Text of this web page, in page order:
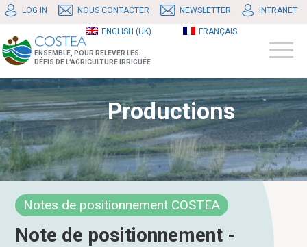
LOG IN NOUS CONTACTER NEWSLETTER INTRANET
ENGLISH (UK) FRANÇAIS
ENSEMBLE, POUR RELEVER LES
DÉFIS DE L'AGRICULTURE IRRIGUÉE
Productions
Notes de positionnement COSTEA
Note de positionnement -